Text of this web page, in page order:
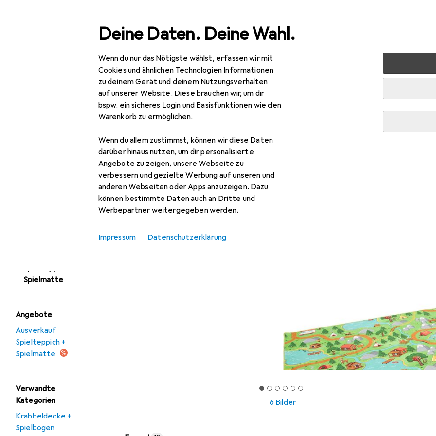
Deine Daten. Deine Wahl.
Wenn du nur das Nötigste wählst, erfassen wir mit
Cookies und ähnlichen Technologien Informationen
zu deinem Gerät und deinem Nutzungsverhalten
auf unserer Website. Diese brauchen wir, um dir
bspw. ein sicheres Login und Basisfunktionen wie den
Warenkorb zu ermöglichen.
Wenn du allem zustimmst, können wir diese Daten
darüber hinaus nutzen, um dir personalisierte
Angebote zu zeigen, unsere Webseite zu
verbessern und gezielte Werbung auf unseren und
anderen Webseiten oder Apps anzuzeigen. Dazu
können bestimmte Daten auch an Dritte und
Werbepartner weitergegeben werden.
Impressum Datenschutzerklärung
Navigation nach Kategorien
Spielteppich +
Spielmatte
Angebote
Ausverkauf
Spielteppich +
Spielmatte
Verwandte
Kategorien
Krabbeldecke +
Spielbogen
Gesamtsortiment Baby + Eltern Kinderzimmer Spielteppich +
6 Bilder